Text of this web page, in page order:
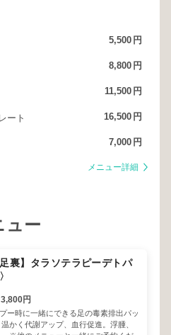
5,500 円
8,800 円
11,500 円
ート 16,500 円
7,000 円
メニュー詳細
ュー
裏】タラソテラピーデトパ
3,800円
ー時に一緒にできる足の毒素排出パッ
かく代謝アップ、血行促進。浮腫、